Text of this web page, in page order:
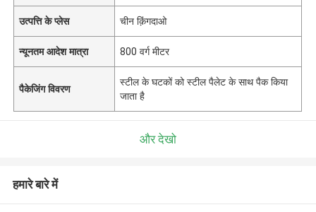
उत्पत्ति के प्लेस चीन क़िंगदाओ
न्यूनतम आदेश मात्रा 800 वर्ग मीटर
पैकेजिंग विवरण
स्टील के घटकों को स्टील पैलेट के साथ पैक किया
जाता है
और देखो
हमारे बारे में